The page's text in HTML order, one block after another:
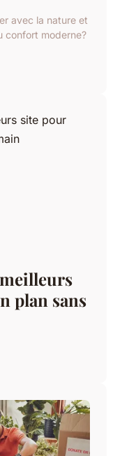
avec la nature et
confort moderne?
plan sans